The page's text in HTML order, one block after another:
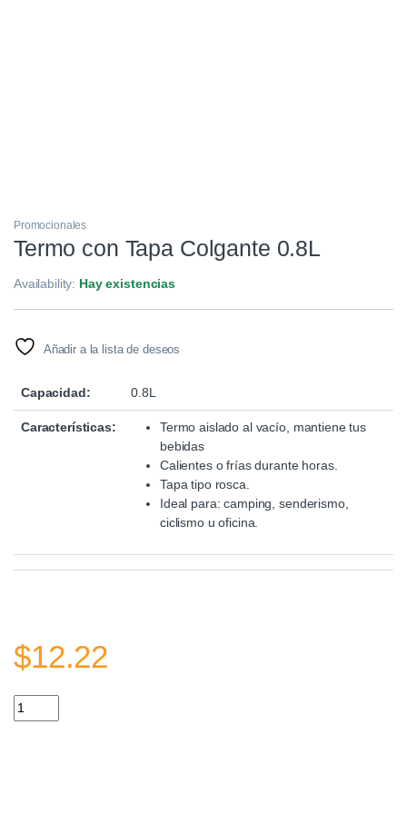
Promocionales
Termo con Tapa Colgante 0.8L
Availability: Hay existencias
Añadir a la lista de deseos
Capacidad: 0.8L
Características:
Termo aislado al vacío, mantiene tus
bebidas
Calientes o frías durante horas.
Tapa tipo rosca.
Ideal para: camping, senderismo,
ciclismo u oficina.
$12.22
Termo con Tapa Colgante 0.8L quantity